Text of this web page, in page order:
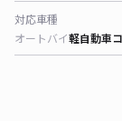
対応車種
オートバイ軽自動車